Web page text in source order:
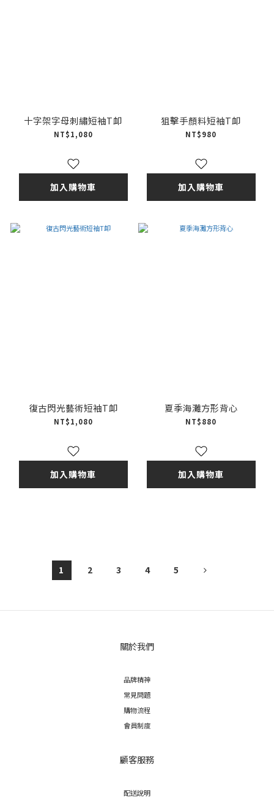
十字架字母刺繡短袖T卹
NT$1,080
加入購物車
狙擊手顏料短袖T卹
NT$980
加入購物車
復古閃光藝術短袖T卹
NT$1,080
加入購物車
夏季海灘方形背心
NT$880
加入購物車
1 2 3 4 5
關於我們
品牌精神
常見問題
購物流程
會員制度
顧客服務
配送說明